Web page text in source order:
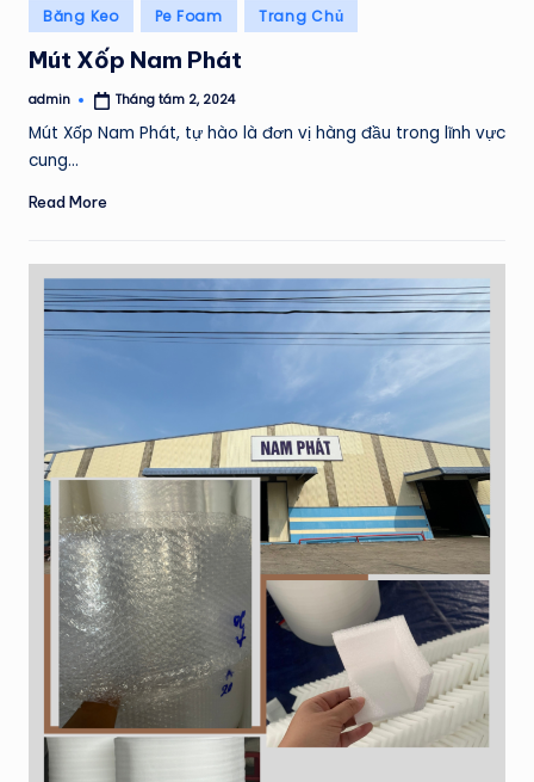
Posted
in
Băng Keo Pe Foam Trang Chủ
Mút Xốp Nam Phát
Posted
admin Tháng tám 2, 2024
Mút Xốp Nam Phát, tự hào là đơn vị hàng đầu trong lĩnh vực
cung…
Read More